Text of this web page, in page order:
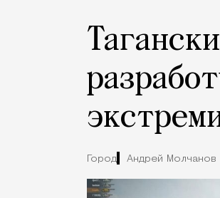
Город Андрей Молчанов